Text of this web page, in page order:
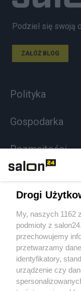
Podziel się swoją
ZAŁÓŻ BLOG
Polityka
Gospodarka
Rozmaitości
Sport
Społeczeństwo
Kultura
Drogi
My, naszych 1162
podmioty z
przechowujemy
przetwarzamy
identyfikatory,
urządzenie czy